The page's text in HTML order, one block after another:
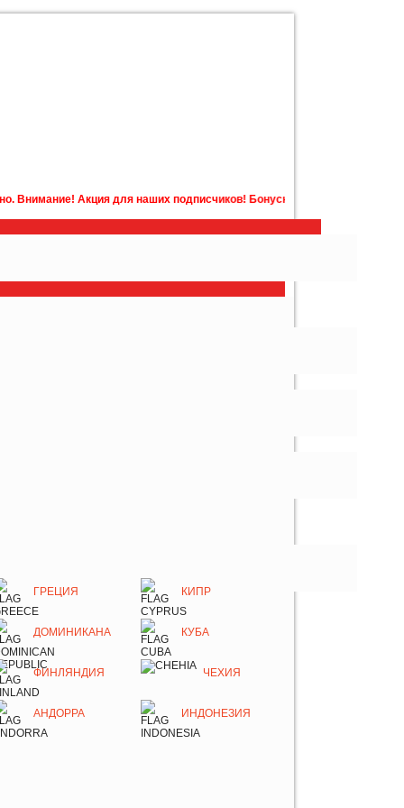
наших подписчиков! Бонусная карта с бонусами на счету в
ГРЕЦИЯ КИПР
ДОМИНИКАНА КУБА
ФИНЛЯНДИЯ ЧЕХИЯ
АНДОРРА ИНДОНЕЗИЯ